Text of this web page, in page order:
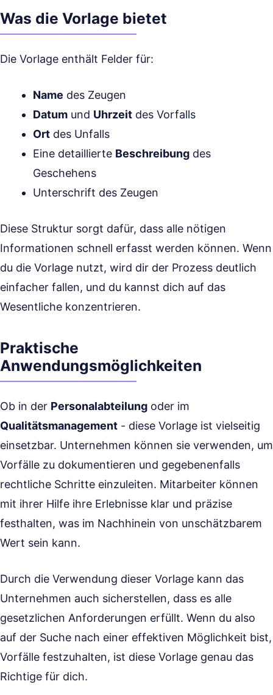
Was die Vorlage bietet
Die Vorlage enthält Felder für:
Name des Zeugen
Datum und Uhrzeit des Vorfalls
Ort des Unfalls
Eine detaillierte Beschreibung des
Geschehens
Unterschrift des Zeugen
Diese Struktur sorgt dafür, dass alle nötigen
Informationen schnell erfasst werden können. Wenn
du die Vorlage nutzt, wird dir der Prozess deutlich
einfacher fallen, und du kannst dich auf das
Wesentliche konzentrieren.
Praktische
Anwendungsmöglichkeiten
Ob in der Personalabteilung oder im
Qualitätsmanagement - diese Vorlage ist vielseitig
einsetzbar. Unternehmen können sie verwenden, um
Vorfälle zu dokumentieren und gegebenenfalls
rechtliche Schritte einzuleiten. Mitarbeiter können
mit ihrer Hilfe ihre Erlebnisse klar und präzise
festhalten, was im Nachhinein von unschätzbarem
Wert sein kann.
Durch die Verwendung dieser Vorlage kann das
Unternehmen auch sicherstellen, dass es alle
gesetzlichen Anforderungen erfüllt. Wenn du also
auf der Suche nach einer effektiven Möglichkeit bist,
Vorfälle festzuhalten, ist diese Vorlage genau das
Richtige für dich.